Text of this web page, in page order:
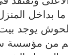
بداخل
يوجد بيت
من مؤسسة